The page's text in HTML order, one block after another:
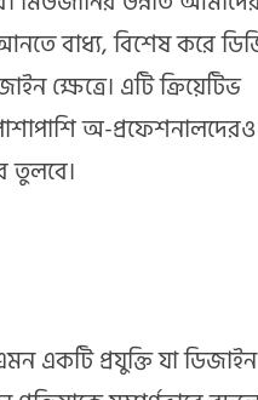
বাধ্য, বিশেষ করে
ক্ষেত্রে। এটি ক্রিয়েটিভ
অ-
তুলবে।
একটি প্রযুক্তি যা